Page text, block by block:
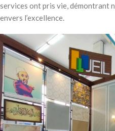
services ont pris vie, démontrant
envers l’excellence.